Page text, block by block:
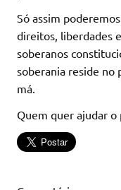
Só assim
direitos, liberdades
soberanos
soberania reside no
má.
Quem quer ajudar o